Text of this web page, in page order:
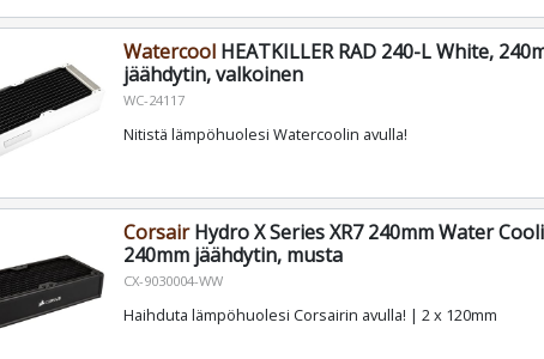
WatercoolHEATKILLER RAD 240-L White,
jäähdytin, valkoinen
WC-24117
Nitistä lämpöhuolesi Watercoolin avulla!
CorsairHydro X Series XR7 240mm Water
240mm jäähdytin, musta
CX-9030004-WW
Haihduta lämpöhuolesi Corsairin avulla! | 2 x 120mm